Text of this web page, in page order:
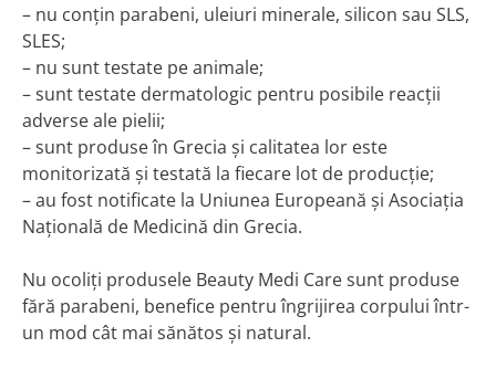
– nu conţin parabeni, uleiuri minerale, silicon sau SLS,
SLES;
– nu sunt testate pe animale;
– sunt testate dermatologic pentru posibile reacţii
adverse ale pielii;
– sunt produse în Grecia şi calitatea lor este
monitorizată şi testată la fiecare lot de producţie;
– au fost notificate la Uniunea Europeană şi Asociaţia
Naţională de Medicină din Grecia.
Nu ocoliți produsele Beauty Medi Care sunt produse
fără parabeni, benefice pentru îngrijirea corpului într-
un mod cât mai sănătos și natural.